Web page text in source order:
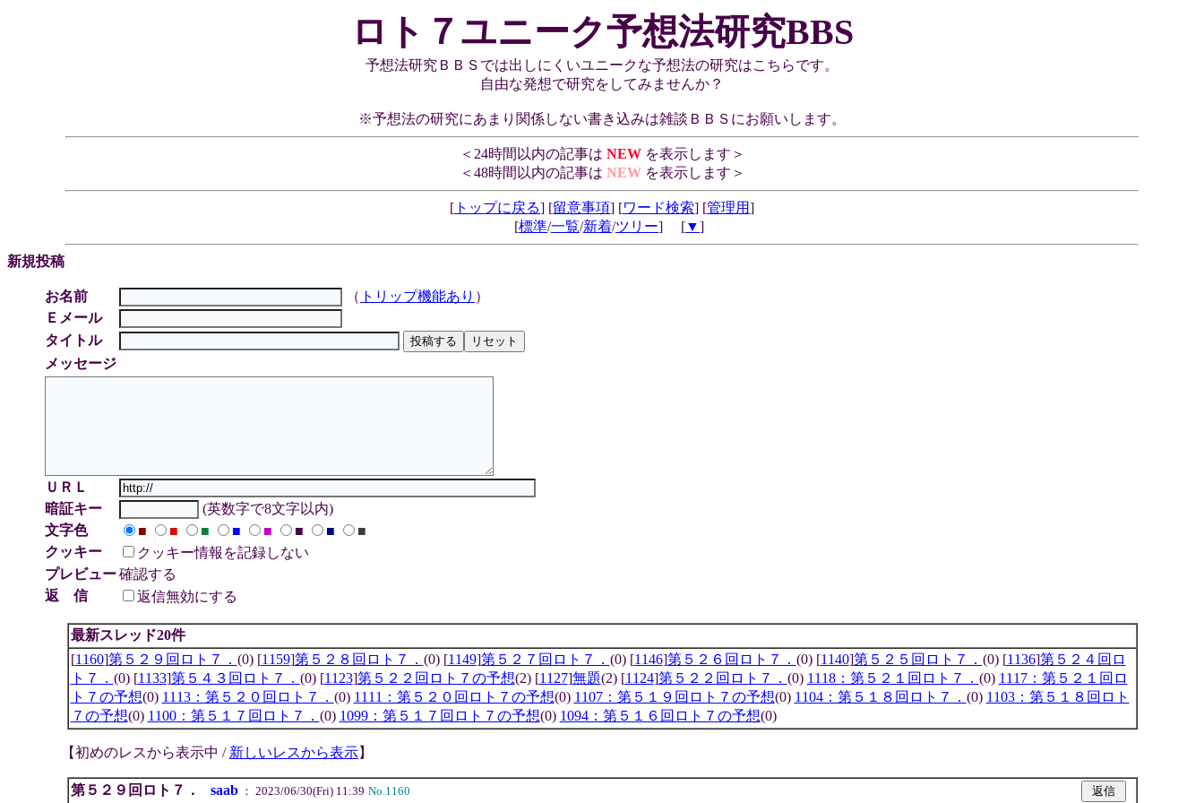
ロト７ユニーク予想法研究BBS
予想法研究ＢＢＳでは出しにくいユニークな予想法の研究はこちらです。
自由な発想で研究をしてみませんか？
※予想法の研究にあまり関係しない書き込みは雑談ＢＢＳにお願いします。
＜24時間以内の記事は NEWを表示します＞
＜48時間以内の記事は NEWを表示します＞
[ トップに戻る] [留意事項] [ワード検索] [管理用]
[標準/一覧/新着/ツリー] [▼]
新規投稿
お名前 （ トリップ機能あり ）
Ｅメール
タイトル
メッセージ
ＵＲＬ
暗証キー
(英数字で8文字以内)
文字色
■ ■ ■ ■ ■ ■ ■
■
クッキー
クッキー情報を記録しない
プレビュー確認する
返 信
返信無効にする
最新スレッド20件
[1160]第５２９回ロト７． (0) [1159]第５２８回ロト７． (0) [1149]第５２７回ロト７． (0) [1146]第５２６回ロト７． (0) [1140]第５２５回ロト７． (0) [1136]第５２４回ロ
ト７． (0) [1133]第５４３回ロト７． (0) [1123]第５２２回ロト７の予想(2) [1127]無題(2) [1124]第５２２回ロト７． (0) 1118：第５２１回ロト７． (0) 1117：第５２１回ロ
ト７の予想(0) 1113：第５２０回ロト７． (0) 1111：第５２０回ロト７の予想(0) 1107：第５１９回ロト７の予想(0) 1104：第５１８回ロト７． (0) 1103：第５１８回ロト
７の予想(0) 1100：第５１７回ロト７． (0) 1099：第５１７回ロト７の予想(0) 1094：第５１６回ロト７の予想(0)
【初めのレスから表示中 / 新しいレスから表示】
第５２９回ロト７． saab： 2023/06/30(Fri) 11:39 No.1160